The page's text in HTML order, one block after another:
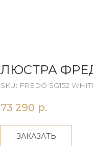
ЛЮСТРА
SKU: FREDO SG152
73 290 р.
ЗАКАЗАТЬ